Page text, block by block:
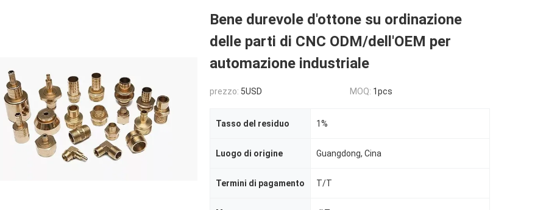
Bene durevole d'ottone su ordinazione
delle parti di CNC ODM/dell'OEM per
automazione industriale
prezzo: 5USD MOQ: 1pcs
Tasso del residuo 1%
Luogo di origine Guangdong, Cina
Termini di pagamento T/T